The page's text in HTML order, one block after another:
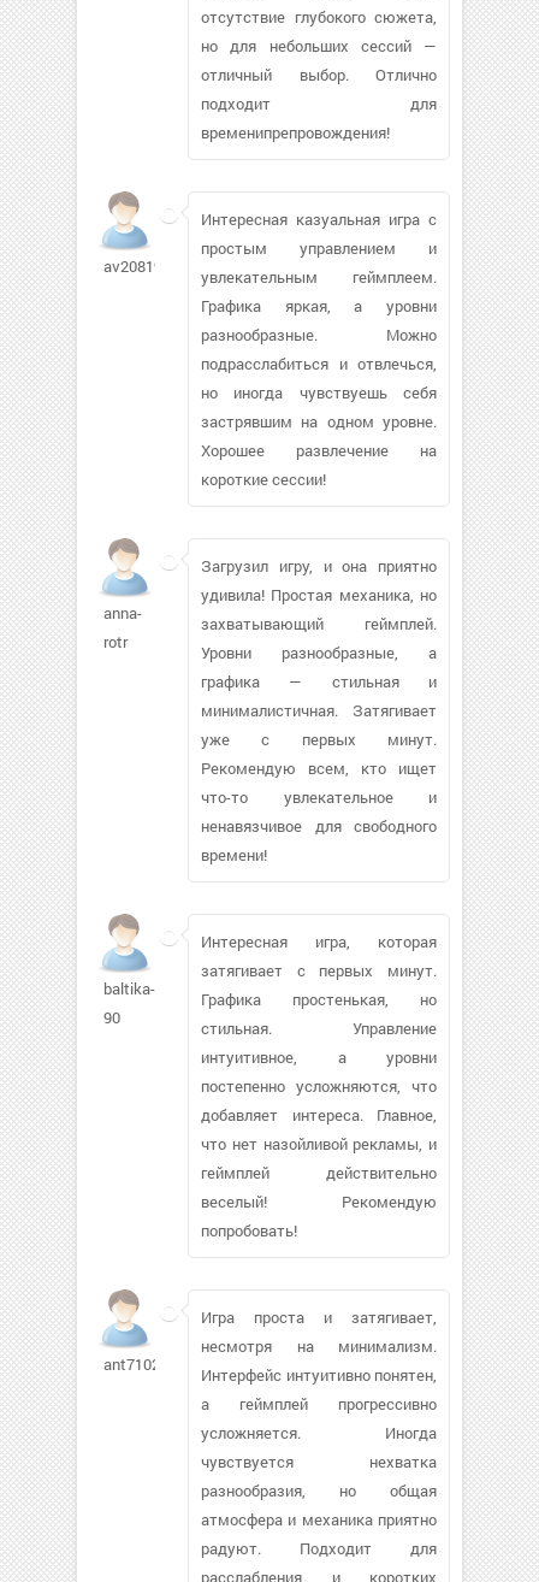
отсутствие глубокого сюжета,
но для небольших сессий —
отличный выбор. Отлично
подходит для
временипрепровождения!
av20819729
Интересная казуальная игра с
простым управлением и
увлекательным геймплеем.
Графика яркая, а уровни
разнообразные. Можно
подрасслабиться и отвлечься,
но иногда чувствуешь себя
застрявшим на одном уровне.
Хорошее развлечение на
короткие сессии!
anna-
rotr
Загрузил игру, и она приятно
удивила! Простая механика, но
захватывающий геймплей.
Уровни разнообразные, а
графика — стильная и
минималистичная. Затягивает
уже с первых минут.
Рекомендую всем, кто ищет
что-то увлекательное и
ненавязчивое для свободного
времени!
baltika-
90
Интересная игра, которая
затягивает с первых минут.
Графика простенькая, но
стильная. Управление
интуитивное, а уровни
постепенно усложняются, что
добавляет интереса. Главное,
что нет назойливой рекламы, и
геймплей действительно
веселый! Рекомендую
попробовать!
ant7102843
Игра проста и затягивает,
несмотря на минимализм.
Интерфейс интуитивно понятен,
а геймплей прогрессивно
усложняется. Иногда
чувствуется нехватка
разнообразия, но общая
атмосфера и механика приятно
радуют. Подходит для
расслабления и коротких